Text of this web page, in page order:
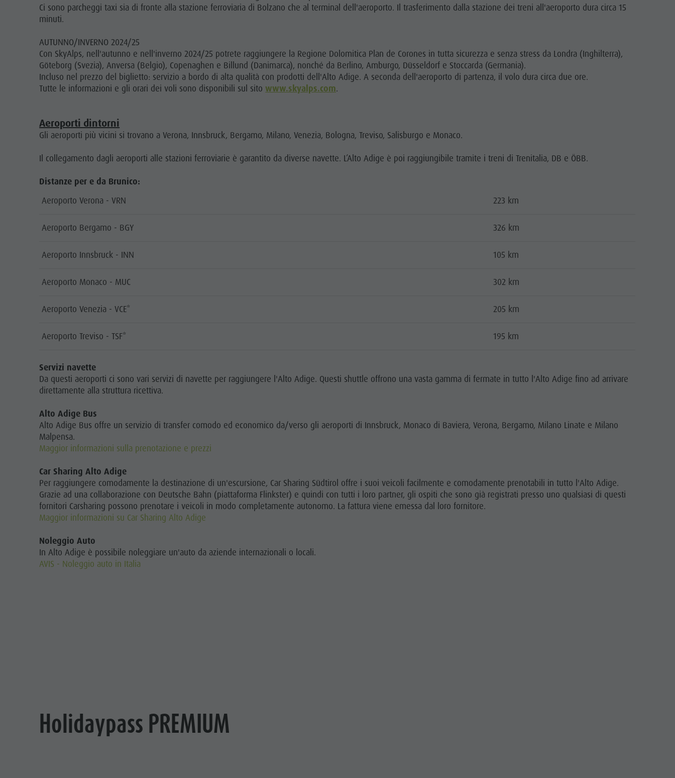
Meteo
Kronplatz Doctor Service
Benessere
La Val Pusteria
Alto Adige
Dolasilla Saga
Guide A-Z
Ci sono parcheggi taxi sia di fronte alla stazione ferroviaria di Bolzano che al terminal dell'aeroporto. Il trasferimento dalla stazione dei treni all'aeroporto dura circa 15
minuti.
AUTUNNO/INVERNO 2024/25
Con SkyAlps, nell'autunno e nell'inverno 2024/25 potrete raggiungere la Regione Dolomitica Plan de Corones in tutta sicurezza e senza stress da Londra (Inghilterra),
Göteborg (Svezia), Anversa (Belgio), Copenaghen e Billund (Danimarca), nonché da Berlino, Amburgo, Düsseldorf e Stoccarda (Germania).
Incluso nel prezzo del biglietto: servizio a bordo di alta qualità con prodotti dell'Alto Adige. A seconda dell'aeroporto di partenza, il volo dura circa due ore.
Tutte le informazioni e gli orari dei voli sono disponibili sul sitowww.skyalps.com.
Aeroporti dintorni
Gli aeroporti più vicini si trovano a Verona, Innsbruck, Bergamo, Milano, Venezia, Bologna, Treviso, Salisburgo e Monaco.
Il collegamento dagli aeroporti alle stazioni ferroviarie è garantito da diverse navette. L’Alto Adige è poi raggiungibile tramite i treni di Trenitalia, DB e ÖBB.
Distanze per e da Brunico:
Aeroporto Verona - VRN
223 km
Aeroporto Bergamo - BGY 326 km
Aeroporto Innsbruck - INN 105 km
Aeroporto Monaco - MUC 302 km
Aeroporto Venezia - VCE* 205 km
Aeroporto Treviso - TSF* 195 km
Servizi navette
Da questi aeroporti ci sono vari servizi di navette per raggiungere l'Alto Adige. Questi shuttle offrono una vasta gamma di fermate in tutto l'Alto Adige fino ad arrivare
direttamente alla struttura ricettiva.
Alto Adige Bus
Alto Adige Bus offre un servizio di transfer comodo ed economico da/verso gli aeroporti di Innsbruck, Monaco di Baviera, Verona, Bergamo, Milano Linate e Milano
Malpensa.
Maggior informazioni sulla prenotazione e prezzi
Car Sharing Alto Adige
Per raggiungere comodamente la destinazione di un'escursione, Car Sharing Südtirol offre i suoi veicoli facilmente e comodamente prenotabili in tutto l'Alto Adige.
Grazie ad una collaborazione con Deutsche Bahn (piattaforma Flinkster) e quindi con tutti i loro partner, gli ospiti che sono già registrati presso uno qualsiasi di questi
fornitori Carsharing possono prenotare i veicoli in modo completamente autonomo. La fattura viene emessa dal loro fornitore.
Maggior informazioni su Car Sharing Alto Adige
Noleggio Auto
In Alto Adige è possibile noleggiare un'auto da aziende internazionali o locali.
AVIS - Noleggio auto in Italia
Holidaypass PREMIUM